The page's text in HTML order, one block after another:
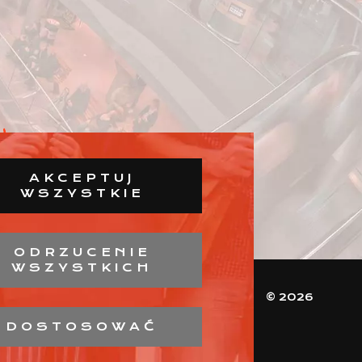
© 2026
AKCEPTUJ
WSZYSTKIE
ODRZUCENIE
WSZYSTKICH
DOSTOSOWAĆ